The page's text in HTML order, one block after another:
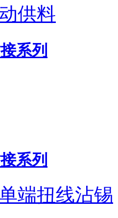
供料
系列
系列
端扭线沾锡